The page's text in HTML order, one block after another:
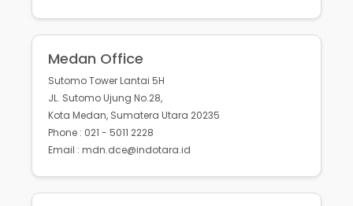
Medan Office
Sutomo Tower Lantai 5H
JL. Sutomo Ujung No.28,
Kota Medan, Sumatera Utara 20235
Phone : 021 - 5011 2228
Email : mdn.dce@indotara.id